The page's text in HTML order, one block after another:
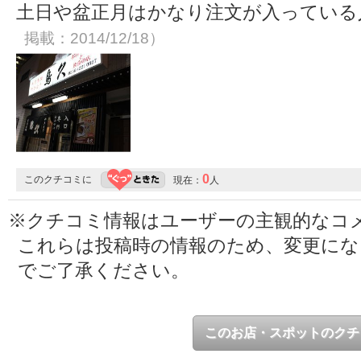
土日や盆正月はかなり注文が入ってい
掲載：2014/12/18）
このクチコミに 現在： 0 人
※クチコミ情報はユーザーの主観的なコ
これらは投稿時の情報のため、変更に
でご了承ください。
このお店・スポットのク